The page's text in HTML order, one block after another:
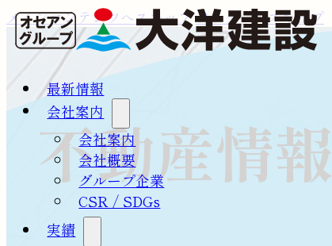
メインコンテンツへスキップフッターへスキップ
最新情報
会社案内
会社案内
会社概要
グループ企業
CSR / SDGs
実績
不動産情報